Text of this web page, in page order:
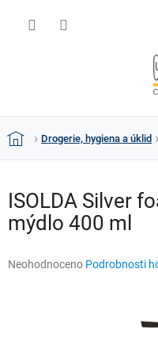
DomůDrogerie, hygiena a úklid
ISOLDA Silver
mýdlo 400 ml
Průměrné
Neohodnoceno Podrobnosti